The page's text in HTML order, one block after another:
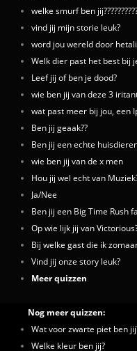
welke smurf ben
vind jij mijn storie leuk?
word jou wereld door
Welk dier past het best bij
Leef jij of ben je dood?
wie ben jij van deze 3
wat past meer bij jou, een
Ben jij geaak??
Ben jij een echte
wie ben jij van de x men
Hou jij wel echt van
Ja/Nee
Ben jij een Big Time Rush
Op wie lijk jij van
Bij welke gast die ik
Vind jij onze story leuk?
Meer quizzen
Nog meer quizzen:
Wat voor zwarte piet ben
Welke kleur ben jij?